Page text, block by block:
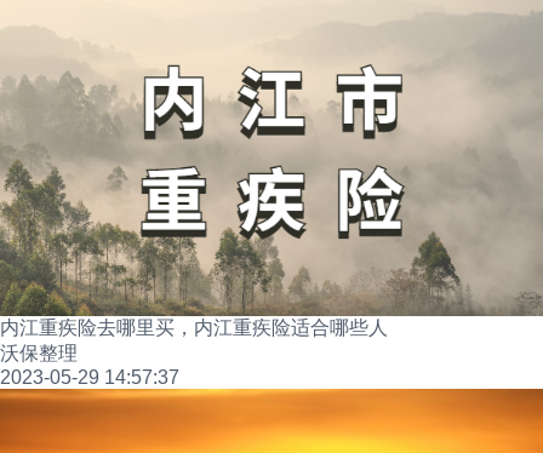
内江重疾险去哪里买，内江重疾险适合哪些人
沃保整理
2023-05-29 14:57:37